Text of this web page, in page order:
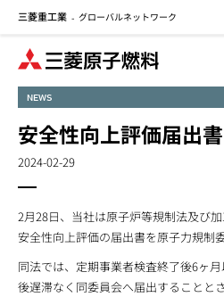
三菱重工業 - グローバルネットワーク
NEWS
安全性向上評価届出
2024-02-29
2月28日、当社は原子炉等規制法及び
安全性向上評価の届出書を原子力規制
同法では、定期事業者検査終了後6ヶ
後遅滞なく同委員会へ届出することと